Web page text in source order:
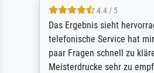
4.4 / 5
Das Ergebnis sieht
telefonische Service hat
paar Fragen schnell zu
Meisterdrucke sehr zu